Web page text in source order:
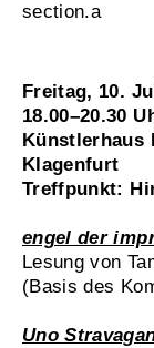
section.a
Freitag, 10.
18.00–20.30
Künstlerhaus
Klagenfurt
Treffpunkt:
engel der
Lesung von
(Basis des
Uno